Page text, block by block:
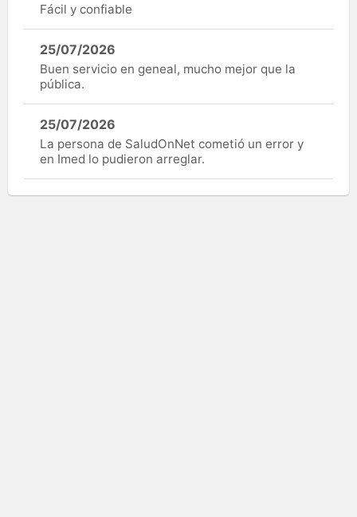
Fácil y confiable
25/07/2026
Buen servicio en geneal, mucho mejor que la
pública.
25/07/2026
La persona de SaludOnNet cometió un error y
en Imed lo pudieron arreglar.